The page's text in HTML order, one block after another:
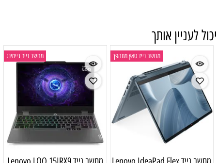
יכול לעניין אותך
מחשב נייד טאץ מתהפך מחשב נייד גיימינג